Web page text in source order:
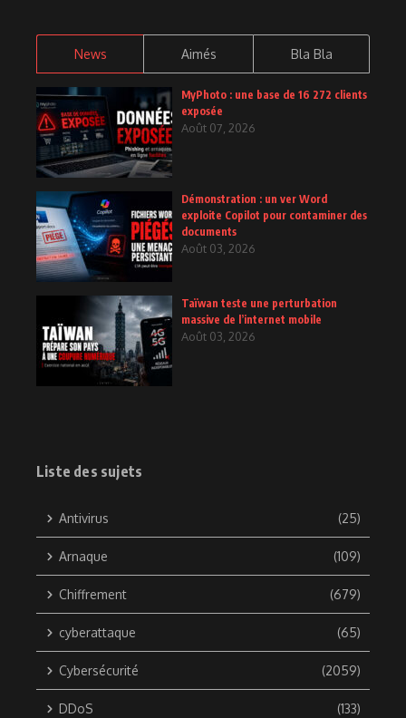
News Aimés Bla Bla
MyPhoto : une base de 16 272 clients
exposée
Août 07, 2026
Démonstration : un ver Word
exploite Copilot pour contaminer des
documents
Août 03, 2026
Taïwan teste une perturbation
massive de l’internet mobile
Août 03, 2026
Liste des sujets
Antivirus (25)
Arnaque (109)
Chiffrement (679)
cyberattaque (65)
Cybersécurité (2059)
DDoS (133)